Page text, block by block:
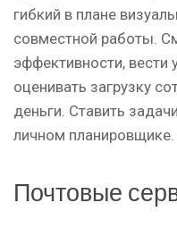
гибкий в плане
совместной работы.
эффективности, вести
оценивать загрузку
деньги. Ставить
личном планировщике.
Почтовые